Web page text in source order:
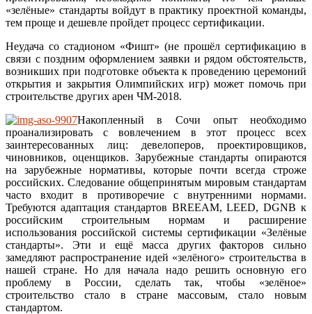
«зелёные» стандарты войдут в практику проектной команды,
тем проще и дешевле пройдет процесс сертификации.
Неудача со стадионом «Фишт» (не прошёл сертификацию в
связи с поздним оформлением заявки и рядом обстоятельств,
возникших при подготовке объекта к проведению церемоний
открытия и закрытия Олимпийских игр) может помочь при
строительстве других арен ЧМ-2018.
Накопленный в Сочи опыт необходимо
проанализировать с вовлечением в этот процесс всех
заинтересованных лиц: девелоперов, проектировщиков,
чиновников, оценщиков. Зарубежные стандарты опираются
на зарубежные нормативы, которые почти всегда строже
российских. Следование общепринятым мировым стандартам
часто входит в противоречие с внутренними нормами.
Требуются адаптация стандартов BREEAM, LEED, DGNB к
российским строительным нормам и расширение
использования российской системы сертификации «Зелёные
стандарты». Эти и ещё масса других факторов сильно
замедляют распространение идей «зелёного» строительства в
нашей стране. Но для начала надо решить основную его
проблему в России, сделать так, чтобы «зелёное»
строительство стало в стране массовым, стало новым
стандартом.